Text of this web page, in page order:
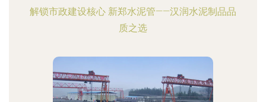
解锁市政建设核心 新郑水泥管——汉润水泥制品品
质之选